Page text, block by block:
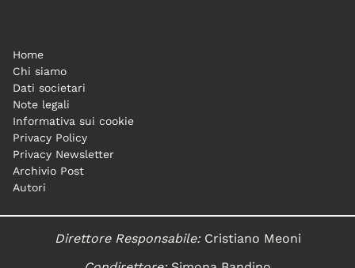
Home
Chi siamo
Dati societari
Note legali
Informativa sui cookie
Privacy Policy
Privacy Newsletter
Archivio Post
Autori
Direttore Responsabile:Cristiano Meoni